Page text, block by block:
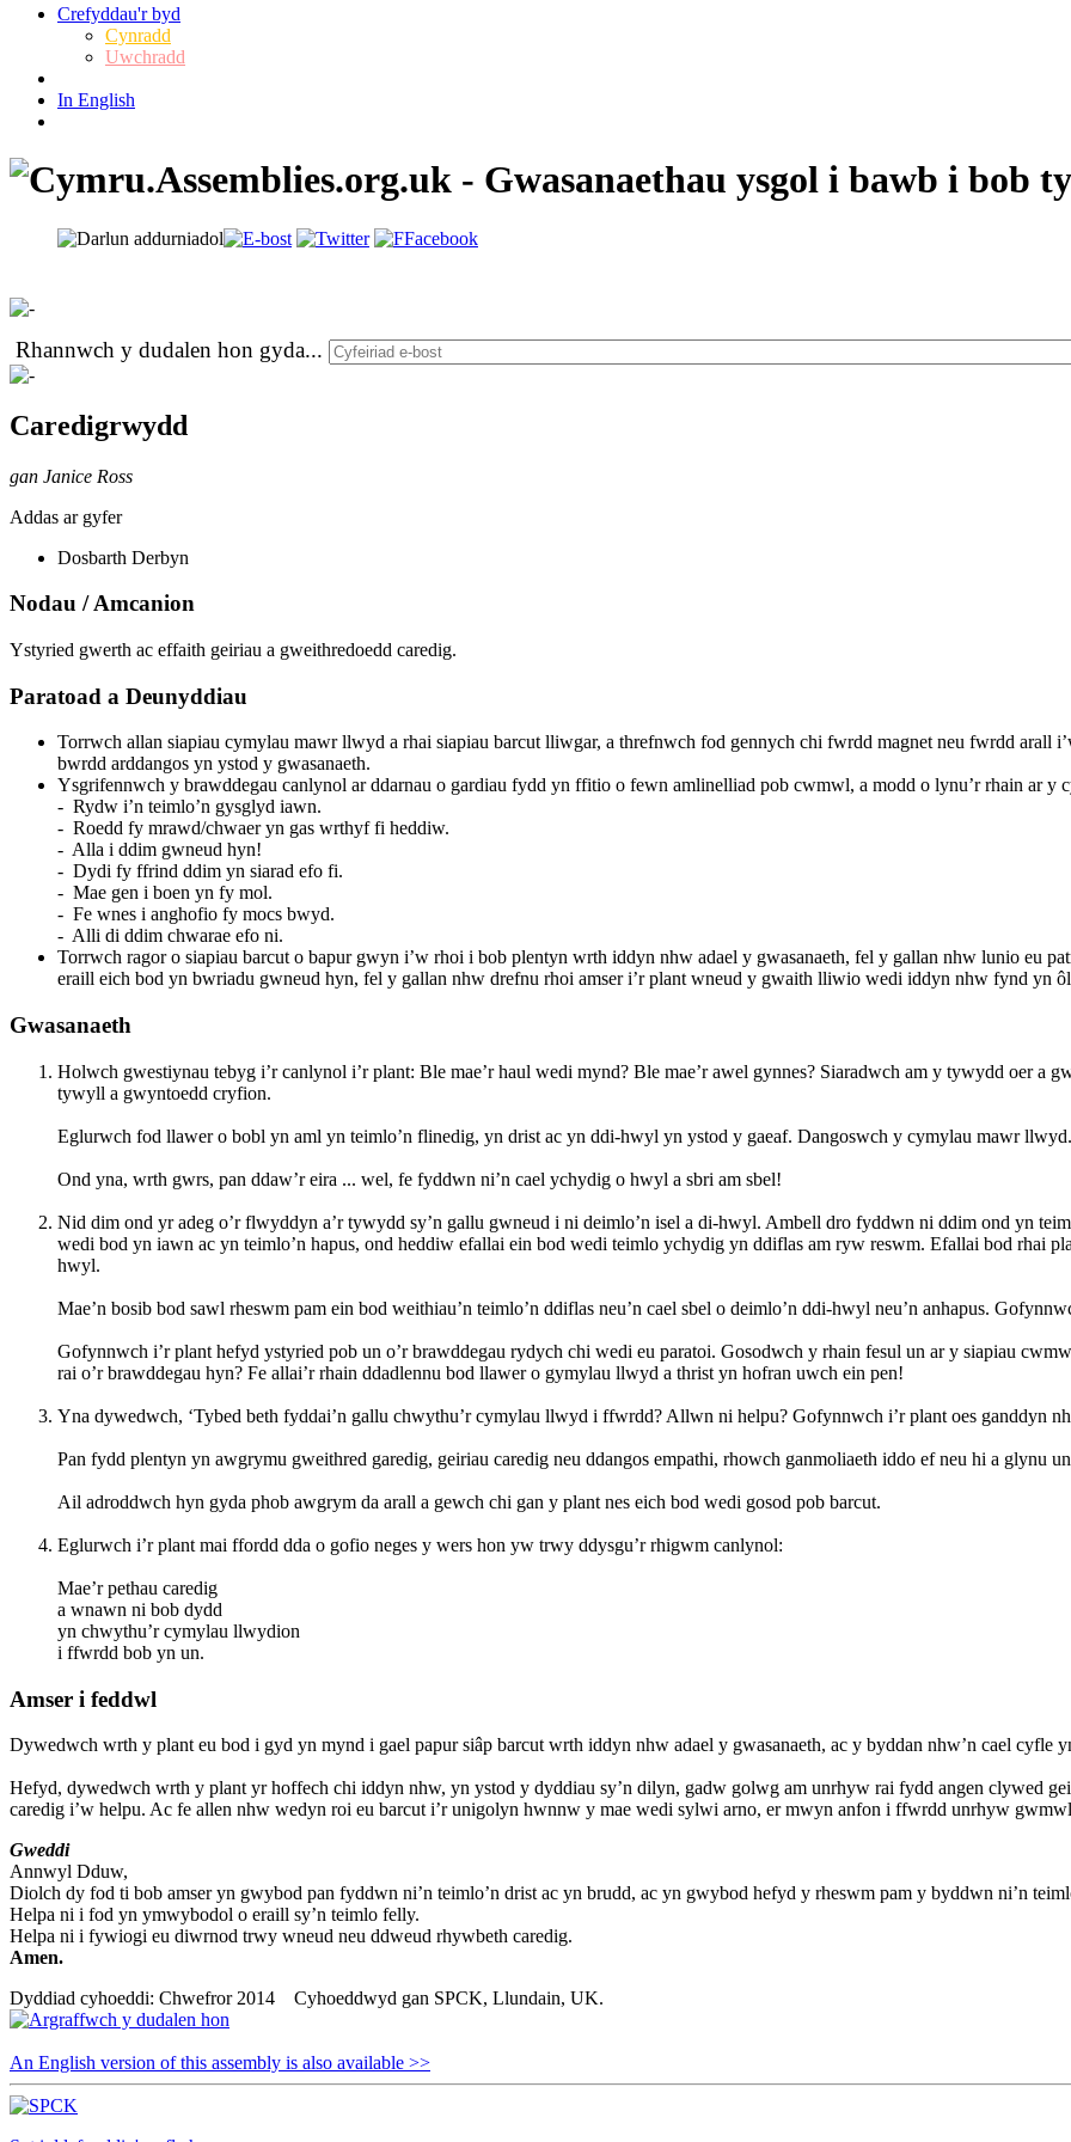
Crefyddau'r byd
Cynradd
Uwchradd
In English
Rhannwch y dudalen hon gyda...
Caredigrwydd
gan Janice Ross
Addas ar gyfer
Dosbarth Derbyn
Nodau / Amcanion
Ystyried gwerth ac effaith geiriau a gweithredoedd caredig.
Paratoad a Deunyddiau
Torrwch allan siapiau cymylau mawr llwyd a rhai siapiau barcut lliwgar, a threfnwch fod gennych chi fwrdd magnet neu fwrdd arall
bwrdd arddangos yn ystod y gwasanaeth.
Ysgrifennwch y brawddegau canlynol ar ddarnau o gardiau fydd yn ffitio o fewn amlinelliad pob cwmwl, a modd o lynu’r rhain ar y
- Rydw i’n teimlo’n gysglyd iawn.
- Roedd fy mrawd/chwaer yn gas wrthyf fi heddiw.
- Alla i ddim gwneud hyn!
- Dydi fy ffrind ddim yn siarad efo fi.
- Mae gen i boen yn fy mol.
- Fe wnes i anghofio fy mocs bwyd.
- Alli di ddim chwarae efo ni.
Torrwch ragor o siapiau barcut o bapur gwyn i’w rhoi i bob plentyn wrth iddyn nhw adael y gwasanaeth, fel y gallan nhw lunio eu
eraill eich bod yn bwriadu gwneud hyn, fel y gallan nhw drefnu rhoi amser i’r plant wneud y gwaith lliwio wedi iddyn nhw fynd yn
Gwasanaeth
Holwch gwestiynau tebyg i’r canlynol i’r plant: Ble mae’r haul wedi mynd? Ble mae’r awel gynnes? Siaradwch am y tywydd oer a
tywyll a gwyntoedd cryfion.
Eglurwch fod llawer o bobl yn aml yn teimlo’n flinedig, yn drist ac yn ddi-hwyl yn ystod y gaeaf. Dangoswch y cymylau mawr llwyd.
Ond yna, wrth gwrs, pan ddaw’r eira ... wel, fe fyddwn ni’n cael ychydig o hwyl a sbri am sbel!
Nid dim ond yr adeg o’r flwyddyn a’r tywydd sy’n gallu gwneud i ni deimlo’n isel a di-hwyl. Ambell dro fyddwn ni ddim ond yn
wedi bod yn iawn ac yn teimlo’n hapus, ond heddiw efallai ein bod wedi teimlo ychydig yn ddiflas am ryw reswm. Efallai bod rhai
hwyl.
Mae’n bosib bod sawl rheswm pam ein bod weithiau’n teimlo’n ddiflas neu’n cael sbel o deimlo’n ddi-hwyl neu’n anhapus.
Gofynnwch i’r plant hefyd ystyried pob un o’r brawddegau rydych chi wedi eu paratoi. Gosodwch y rhain fesul un ar y siapiau
rai o’r brawddegau hyn? Fe allai’r rhain ddadlennu bod llawer o gymylau llwyd a thrist yn hofran uwch ein pen!
Yna dywedwch, ‘Tybed beth fyddai’n gallu chwythu’r cymylau llwyd i ffwrdd? Allwn ni helpu? Gofynnwch i’r plant oes ganddyn
Pan fydd plentyn yn awgrymu gweithred garedig, geiriau caredig neu ddangos empathi, rhowch ganmoliaeth iddo ef neu hi a glynu
Ail adroddwch hyn gyda phob awgrym da arall a gewch chi gan y plant nes eich bod wedi gosod pob barcut.
Eglurwch i’r plant mai ffordd dda o gofio neges y wers hon yw trwy ddysgu’r rhigwm canlynol:
Mae’r pethau caredig
a wnawn ni bob dydd
yn chwythu’r cymylau llwydion
i ffwrdd bob yn un.
Amser i feddwl
Dywedwch wrth y plant eu bod i gyd yn mynd i gael papur siâp barcut wrth iddyn nhw adael y gwasanaeth, ac y byddan nhw’n cael cyfle
Hefyd, dywedwch wrth y plant yr hoffech chi iddyn nhw, yn ystod y dyddiau sy’n dilyn, gadw golwg am unrhyw rai fydd angen clywed
caredig i’w helpu. Ac fe allen nhw wedyn roi eu barcut i’r unigolyn hwnnw y mae wedi sylwi arno, er mwyn anfon i ffwrdd unrhyw
Gweddi
Annwyl Dduw,
Diolch dy fod ti bob amser yn gwybod pan fyddwn ni’n teimlo’n drist ac yn brudd, ac yn gwybod hefyd y rheswm pam y byddwn ni’n
Helpa ni i fod yn ymwybodol o eraill sy’n teimlo felly.
Helpa ni i fywiogi eu diwrnod trwy wneud neu ddweud rhywbeth caredig.
Amen.
Dyddiad cyhoeddi: Chwefror 2014 Cyhoeddwyd gan SPCK, Llundain, UK.
An English version of this assembly is also available >>